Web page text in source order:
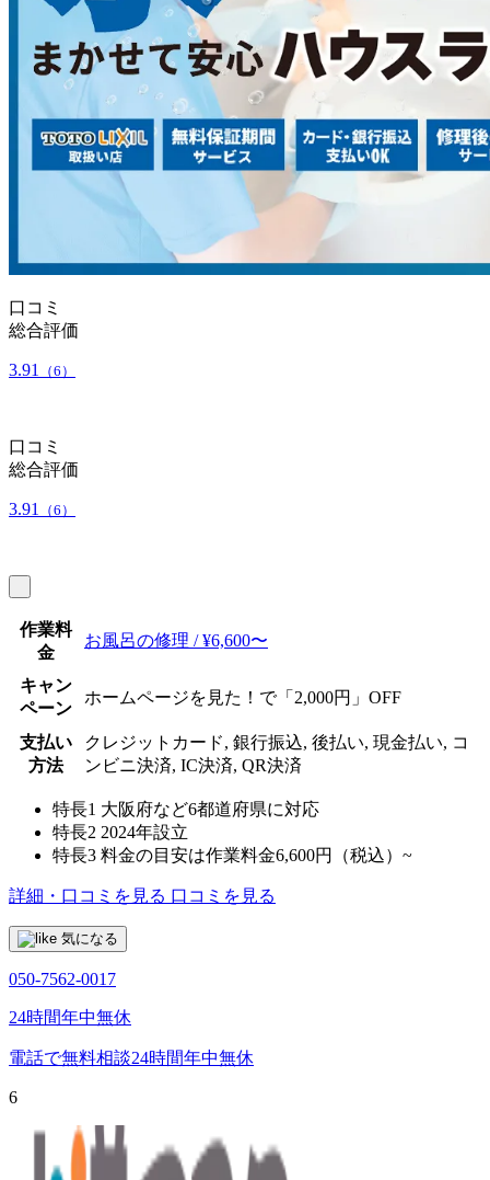
口コミ
総合評価
3.91 （6）
口コミ
総合評価
3.91 （6）
作業料
金
お風呂の修理 / ¥6,600〜
キャン
ペーン
ホームページを見た！で「2,000円」OFF
支払い
方法
クレジットカード, 銀行振込, 後払い, 現金払い, コ
ンビニ決済, IC決済, QR決済
特長1 大阪府など6都道府県に対応
特長2 2024年設立
特長3 料金の目安は作業料金6,600円（税込）~
詳細・口コミを見る 口コミを見る
気になる
050-7562-0017
24時間年中無休
電話で無料相談24時間年中無休
6